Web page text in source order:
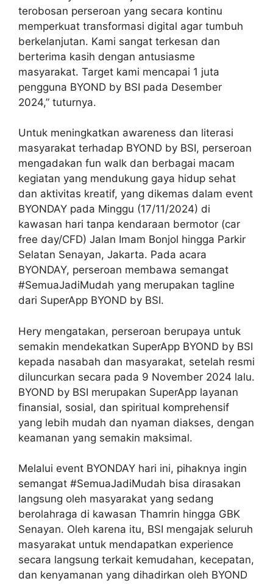
terobosan perseroan yang secara kontinu
memperkuat transformasi digital agar tumbuh
berkelanjutan. Kami sangat terkesan dan
berterima kasih dengan antusiasme
masyarakat. Target kami mencapai 1 juta
pengguna BYOND by BSI pada Desember
2024,” tuturnya.
Untuk meningkatkan awareness dan literasi
masyarakat terhadap BYOND by BSI, perseroan
mengadakan fun walk dan berbagai macam
kegiatan yang mendukung gaya hidup sehat
dan aktivitas kreatif, yang dikemas dalam event
BYONDAY pada Minggu (17/11/2024) di
kawasan hari tanpa kendaraan bermotor (car
free day/CFD) Jalan Imam Bonjol hingga Parkir
Selatan Senayan, Jakarta. Pada acara
BYONDAY, perseroan membawa semangat
#SemuaJadiMudah yang merupakan tagline
dari SuperApp BYOND by BSI.
Hery mengatakan, perseroan berupaya untuk
semakin mendekatkan SuperApp BYOND by BSI
kepada nasabah dan masyarakat, setelah resmi
diluncurkan secara pada 9 November 2024 lalu.
BYOND by BSI merupakan SuperApp layanan
finansial, sosial, dan spiritual komprehensif
yang lebih mudah dan nyaman diakses, dengan
keamanan yang semakin maksimal.
Melalui event BYONDAY hari ini, pihaknya ingin
semangat #SemuaJadiMudah bisa dirasakan
langsung oleh masyarakat yang sedang
berolahraga di kawasan Thamrin hingga GBK
Senayan. Oleh karena itu, BSI mengajak seluruh
masyarakat untuk mendapatkan experience
secara langsung terkait kemudahan, kecepatan,
dan kenyamanan yang dihadirkan oleh BYOND